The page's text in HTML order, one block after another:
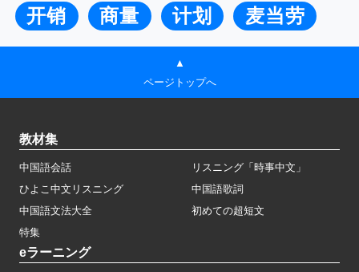
开销
商量 计划 麦当劳
▲
ページトップへ
教材集
中国語会話
リスニング「時事中文」
ひよこ中文リスニング
中国語歌詞
中国語文法大全
初めての超短文
特集
eラーニング